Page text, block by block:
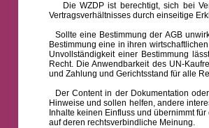
Die WZDP ist berechtigt, sich bei
Vertragsverhältnisses durch einseitige
Sollte eine Bestimmung der AGB
Bestimmung eine in ihren
Unvollständigkeit einer Bestimmung
Recht. Die Anwendbarkeit des UN-
und Zahlung und Gerichtsstand für alle
Der Content in der Dokumentation oder
Hinweise und sollen helfen, andere
Inhalte keinen Einfluss und übernimmt
auf deren rechtsverbindliche Meinung.